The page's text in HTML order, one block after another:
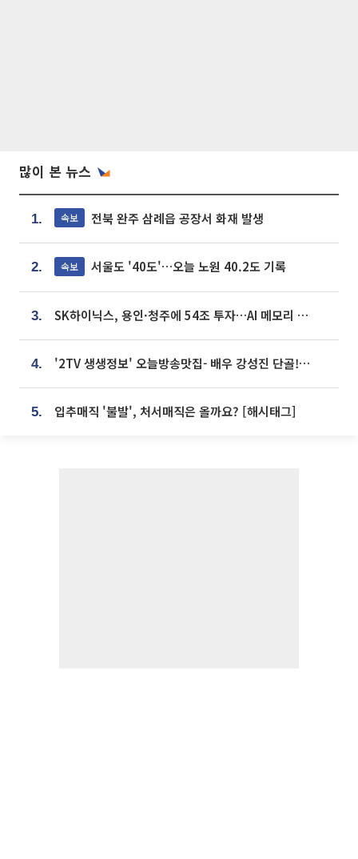
많이 본 뉴스
1. 속보 전북 완주 삼례읍 공장서 화재 발생
2. 속보 서울도 '40도'…오늘 노원 40.2도 기록
3. SK하이닉스, 용인·청주에 54조 투자…AI 메모리 생산기지 키운다
4. '2TV 생생정보' 오늘방송맛집- 배우 강성진 단골! 쌀국수ㆍ푸팟퐁 커리 맛집 '블○○○'
5. 입추매직 '불발', 처서매직은 올까요? [해시태그]